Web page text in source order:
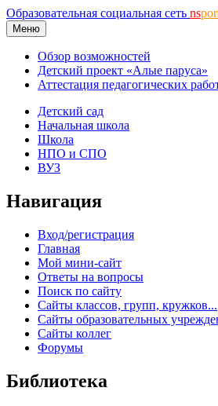
Образовательная социальная сеть ns
Меню
Обзор возможностей
Детский проект «Алые паруса»
Аттестация педагогических
Детский сад
Начальная школа
Школа
НПО и СПО
ВУЗ
Навигация
Вход/регистрация
Главная
Мой мини-сайт
Ответы на вопросы
Поиск по сайту
Сайты классов, групп, кружков...
Сайты образовательных
Сайты коллег
Форумы
Библиотека